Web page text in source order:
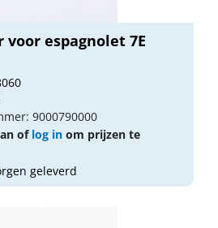
espagnolet 7E
9000790000
of log in om prijzen te
geleverd